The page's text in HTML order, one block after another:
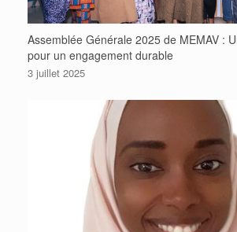
Assemblée Générale 2025 de MEMAV :
pour un engagement durable
3 juillet 2025